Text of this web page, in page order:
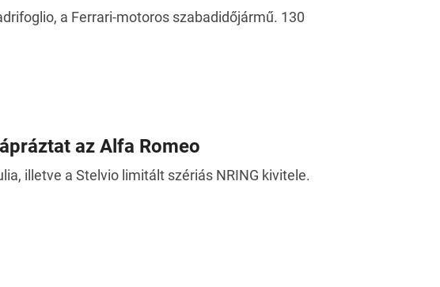
a Ferrari-motoros szabadidőjármű. 130
az Alfa Romeo
illetve a Stelvio limitált szériás NRING kivitele.